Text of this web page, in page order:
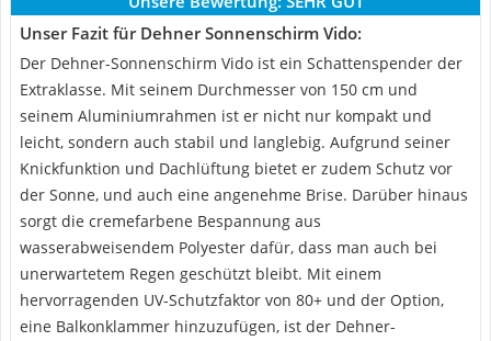
Unser Fazit für Dehner Sonnenschirm Vido:
Der Dehner-Sonnenschirm Vido ist ein Schattenspender der
Extraklasse. Mit seinem Durchmesser von 150 cm und
seinem Aluminiumrahmen ist er nicht nur kompakt und
leicht, sondern auch stabil und langlebig. Aufgrund seiner
Knickfunktion und Dachlüftung bietet er zudem Schutz vor
der Sonne, und auch eine angenehme Brise. Darüber hinaus
sorgt die cremefarbene Bespannung aus
wasserabweisendem Polyester dafür, dass man auch bei
unerwartetem Regen geschützt bleibt. Mit einem
hervorragenden UV-Schutzfaktor von 80+ und der Option,
eine Balkonklammer hinzuzufügen, ist der Dehner-